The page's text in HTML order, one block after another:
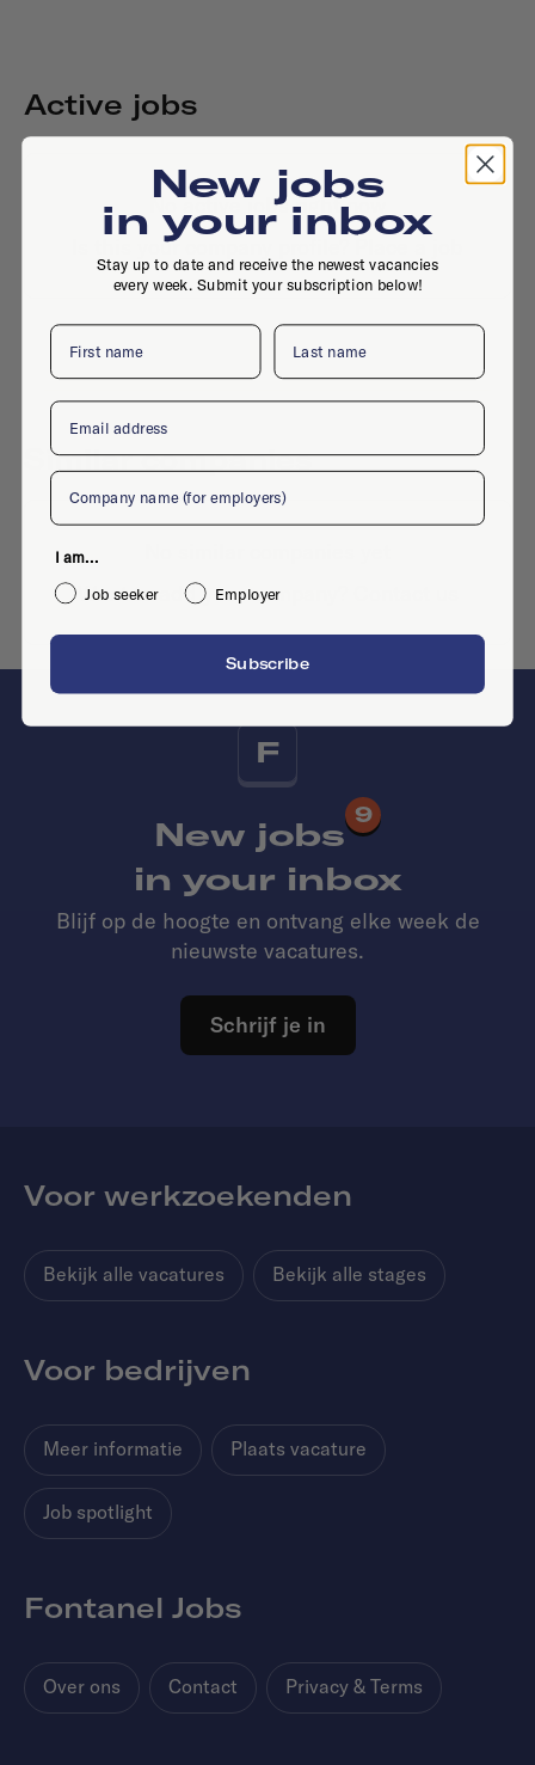
Active jobs
No active jobs right now
Is this your company profile?
Similar companies
Want to add your company?
F
New jobs
9
in your inbox
Blijf op de hoogte en ontvang elke week de
nieuwste vacatures.
Schrijf je in
Voor werkzoekenden
Bekijk alle vacatures Bekijk alle stages
Voor bedrijven
Meer informatie Plaats vacature
Job spotlight
Fontanel Jobs
Over ons Contact Privacy & Terms
New jobs
in your inbox
Stay up to date and receive the newest vacancies
every week. Submit your subscription below!
First name Last name
Email
Company
I am...
Job seeker
Employer
Subscribe